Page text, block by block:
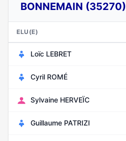
BONNEMAIN (35270)
ELU(E)
Loïc LEBRET
Cyril ROMÉ
Sylvaine HERVEÏC
Guillaume PATRIZI